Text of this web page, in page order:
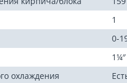
1
0-
1¼″
охлаждения